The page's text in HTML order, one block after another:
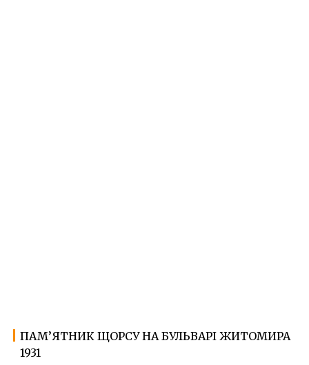
07.08.2023
Ф
ПАМ’ЯТНИК ЩОРСУ НА БУЛЬВАРІ ЖИТОМИРА
1931